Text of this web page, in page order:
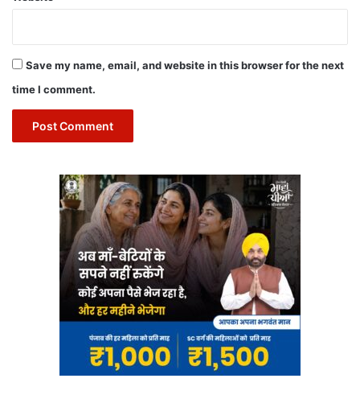
Save my name, email, and website in this browser for the next
time I comment.